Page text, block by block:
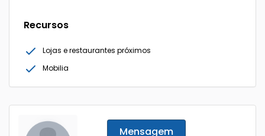
Recursos
Lojas e restaurantes próximos
Mobilia
Mensagem